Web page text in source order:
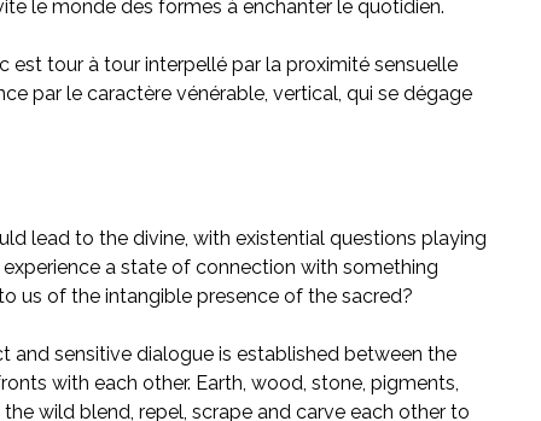
le monde des formes à enchanter le quotidien.
est tour à tour interpellé par la proximité sensuelle
par le caractère vénérable, vertical, qui se dégage
lead to the divine, with existential questions playing
a state of connection with something
us of the intangible presence of the sacred?
and sensitive dialogue is established between the
with each other. Earth, wood, stone, pigments,
wild blend, repel, scrape and carve each other to